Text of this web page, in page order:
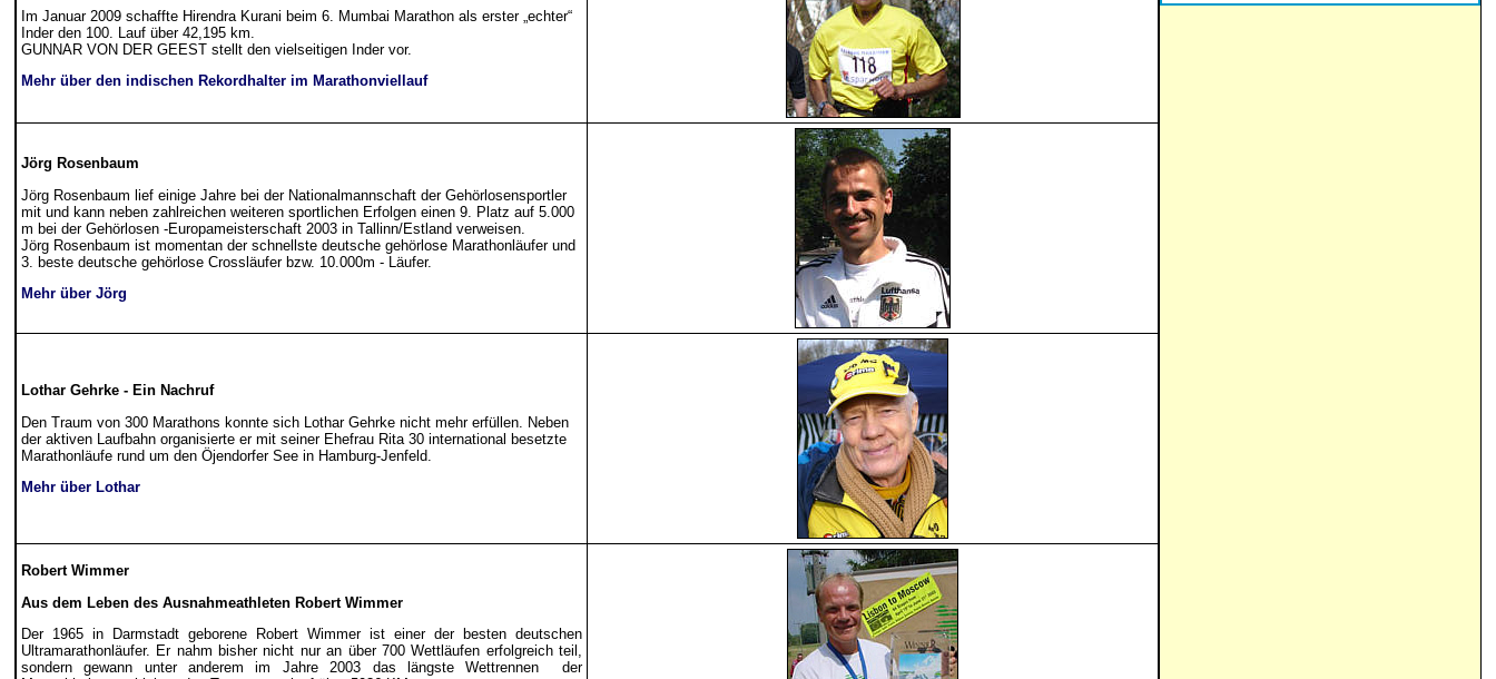
Im Januar 2009 schaffte Hirendra Kurani beim 6. Mumbai Marathon als erster „echter“
Inder den 100. Lauf über 42,195 km.
GUNNAR VON DER GEEST stellt den vielseitigen Inder vor.
Mehr über den indischen Rekordhalter im Marathonviellauf
Jörg Rosenbaum
Jörg Rosenbaum lief einige Jahre bei der Nationalmannschaft der Gehörlosensportler
mit und kann neben zahlreichen weiteren sportlichen Erfolgen einen 9. Platz auf 5.000
m bei der Gehörlosen -Europameisterschaft 2003 in Tallinn/Estland verweisen.
Jörg Rosenbaum ist momentan der schnellste deutsche gehörlose Marathonläufer und
3. beste deutsche gehörlose Crossläufer bzw. 10.000m - Läufer.
Mehr über Jörg
Lothar Gehrke - Ein Nachruf
Den Traum von 300 Marathons konnte sich Lothar Gehrke nicht mehr erfüllen. Neben
der aktiven Laufbahn organisierte er mit seiner Ehefrau Rita 30 international besetzte
Marathonläufe rund um den Öjendorfer See in Hamburg-Jenfeld.
Mehr über Lothar
Robert Wimmer
Aus dem Leben des Ausnahmeathleten Robert Wimmer
Der 1965 in Darmstadt geborene Robert Wimmer ist einer der besten deutschen
Ultramarathonläufer. Er nahm bisher nicht nur an über 700 Wettläufen erfolgreich teil,
sondern gewann unter anderem im Jahre 2003 das längste Wettrennen der